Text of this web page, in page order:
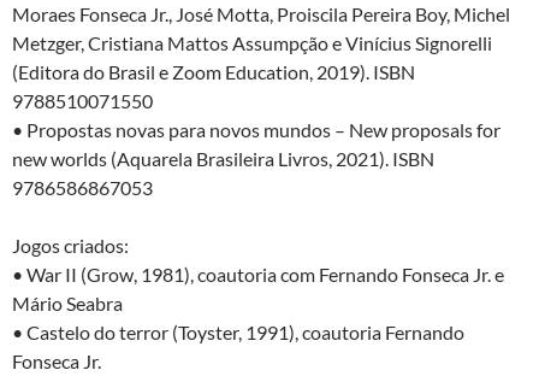
Moraes Fonseca Jr., José Motta, Proiscila Pereira Boy, Michel
Metzger, Cristiana Mattos Assumpção e Vinícius Signorelli
(Editora do Brasil e Zoom Education, 2019). ISBN
9788510071550
• Propostas novas para novos mundos – New proposals for
new worlds (Aquarela Brasileira Livros, 2021). ISBN
9786586867053
Jogos criados:
• War II (Grow, 1981), coautoria com Fernando Fonseca Jr. e
Mário Seabra
• Castelo do terror (Toyster, 1991), coautoria Fernando
Fonseca Jr.